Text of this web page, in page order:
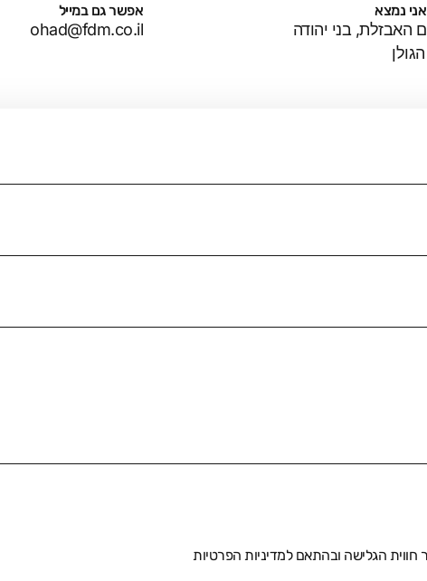
נמצא
האבזלת, בני יהודה
אפשר גם במייל
ohad@fdm.co.il
חווית הגלישה ובהתאם למדיניות הפרטיות